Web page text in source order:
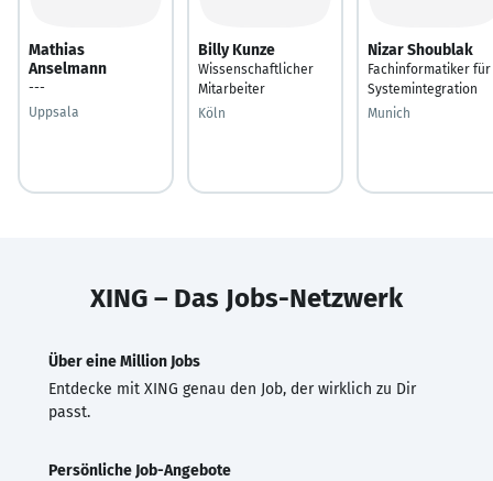
Mathias
Anselmann
---
Uppsala
Billy Kunze
Wissenschaftlicher
Mitarbeiter
Köln
Nizar Shoublak
Fachinformatiker für
Systemintegration
Munich
XING – Das Jobs-Netzwerk
Über eine Million Jobs
Entdecke mit XING genau den Job, der wirklich zu Dir
passt.
Persönliche Job-Angebote